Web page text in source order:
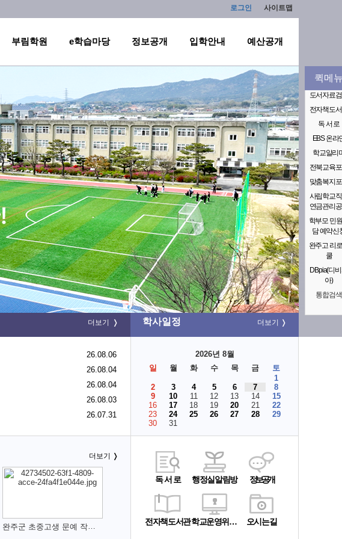
로그인 사이트맵
부림학원 e학습마당 정보공개 입학안내 예산공개
퀵메
도서자료
전자책도
독 서 로
EBS 온라
학교알리
전북교육
맞춤복지
사립학교
연금관리
학부모 민
담 예약신
완주고 리
쿨
DBpia(디
아)
통합검색
더보기
26.08.06
26.08.04
26.08.04
26.08.03
26.07.31
더보기
완주군 초중고생 문예 작품 현상 공모 시상식
학사일정 더보기
2026년 8월
일
월 화 수 목 금
토
1
2
3 4 5 6 7
8
9
10 11 12 13 14
15
16
17 18 19 20 21
22
23
24 25 26 27 28
29
30
31
독 서 로 행정실알림방 정보공개
전자책도서관 학교운영위원회 오시는길